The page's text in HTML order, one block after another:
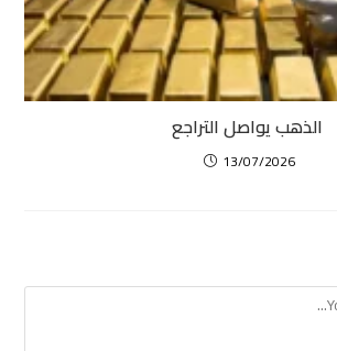
الذهب يواصل التراجع
13/07/2026